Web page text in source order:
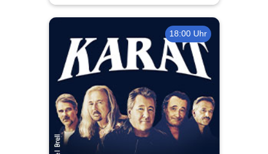
18:00 Uhr